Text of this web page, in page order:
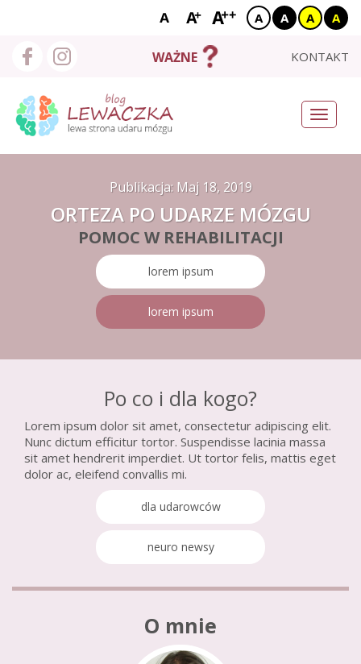
A A A A
WAŻNE KONTAKT
X
START
BLOG
NEURO NEWSY
UDAROWCY
BAZA WIEDZY
WYSZUKAJ
Toggle
Publikacja: Maj 18, 2019
ORTEZA PO UDARZE MÓZGU
POMOC W REHABILITACJI
lorem ipsum
lorem ipsum
Po co i dla kogo?
Lorem ipsum dolor sit amet, consectetur adipiscing elit.
Nunc dictum efficitur tortor. Suspendisse lacinia massa
sit amet hendrerit imperdiet. Ut tortor felis, mattis eget
dolor ac, eleifend convallis mi.
dla udarowców
neuro newsy
O mnie